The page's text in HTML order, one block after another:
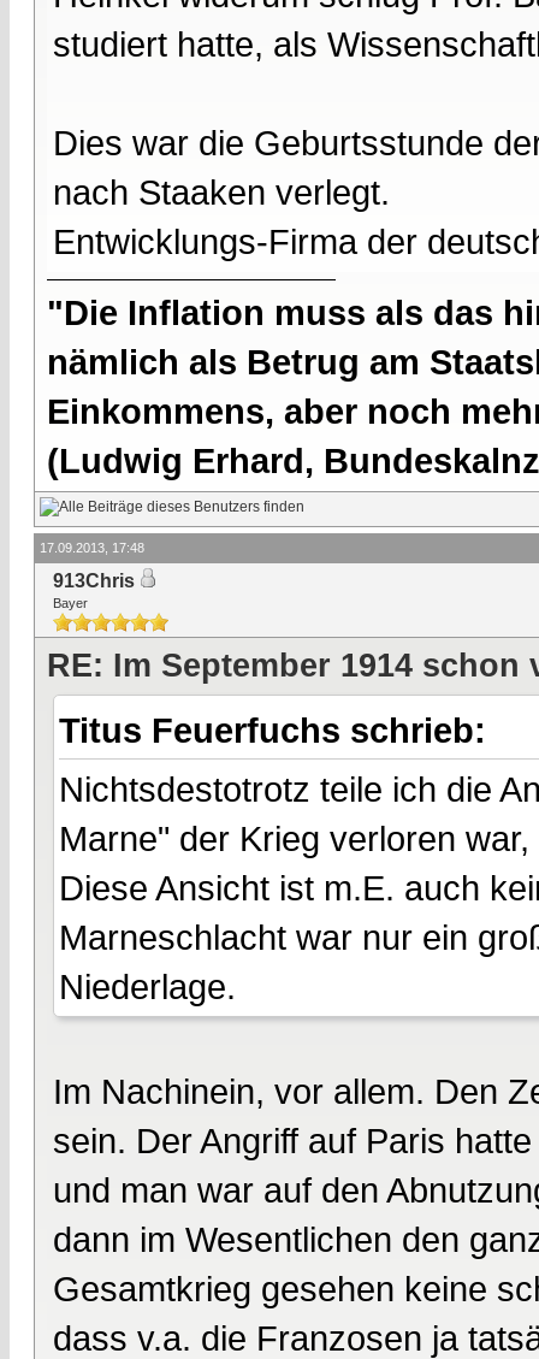
studiert hatte, als
Dies war die Geburtsstunde
nach Staaken verlegt.
Entwicklungs-Firma der
"Die Inflation muss als das
nämlich als Betrug am
Einkommens, aber noch
(Ludwig Erhard,
17.09.2013, 17:48
913Chris
Bayer
RE: Im September 1914 schon
Titus Feuerfuchs schrieb:
Nichtsdestotrotz teile ich die
Marne" der Krieg verloren war,
Diese Ansicht ist m.E. auch
Marneschlacht war nur ein
Niederlage.
Im Nachinein, vor allem. Den
sein. Der Angriff auf Paris
und man war auf den
dann im Wesentlichen den
Gesamtkrieg gesehen keine
dass v.a. die Franzosen ja